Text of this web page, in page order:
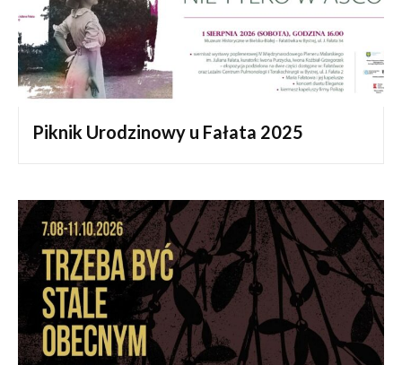
Piknik Urodzinowy u Fałata 2025